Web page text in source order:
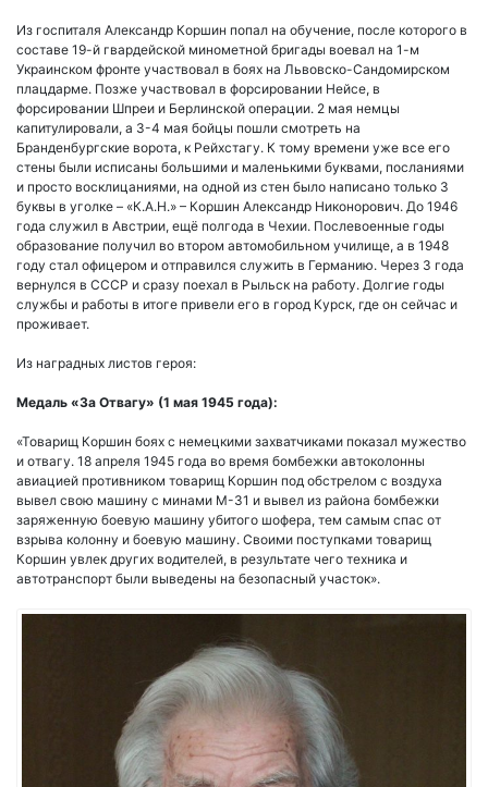
Из госпиталя Александр Коршин попал на обучение, после которого в
составе 19-й гвардейской минометной бригады воевал на 1-м
Украинском фронте участвовал в боях на Львовско-Сандомирском
плацдарме. Позже участвовал в форсировании Нейсе, в
форсировании Шпреи и Берлинской операции. 2 мая немцы
капитулировали, а 3-4 мая бойцы пошли смотреть на
Бранденбургские ворота, к Рейхстагу. К тому времени уже все его
стены были исписаны большими и маленькими буквами, посланиями
и просто восклицаниями, на одной из стен было написано только 3
буквы в уголке – «К.А.Н.» – Коршин Александр Никонорович. До 1946
года служил в Австрии, ещё полгода в Чехии. Послевоенные годы
образование получил во втором автомобильном училище, а в 1948
году стал офицером и отправился служить в Германию. Через 3 года
вернулся в СССР и сразу поехал в Рыльск на работу. Долгие годы
службы и работы в итоге привели его в город Курск, где он сейчас и
проживает.
Из наградных листов героя:
Медаль «За Отвагу» (1 мая 1945 года):
«Товарищ Коршин боях с немецкими захватчиками показал мужество
и отвагу. 18 апреля 1945 года во время бомбежки автоколонны
авиацией противником товарищ Коршин под обстрелом с воздуха
вывел свою машину с минами М-31 и вывел из района бомбежки
заряженную боевую машину убитого шофера, тем самым спас от
взрыва колонну и боевую машину. Своими поступками товарищ
Коршин увлек других водителей, в результате чего техника и
автотранспорт были выведены на безопасный участок».